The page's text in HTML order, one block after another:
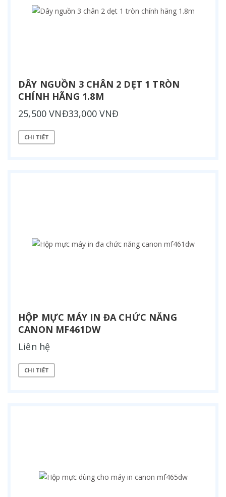
DÂY NGUỒN 3 CHÂN 2 DẸT 1 TRÒN
CHÍNH HÃNG 1.8M
25,500 VNĐ33,000 VNĐ
CHI TIẾT
HỘP MỰC MÁY IN ĐA CHỨC NĂNG
CANON MF461DW
Liên hệ
CHI TIẾT